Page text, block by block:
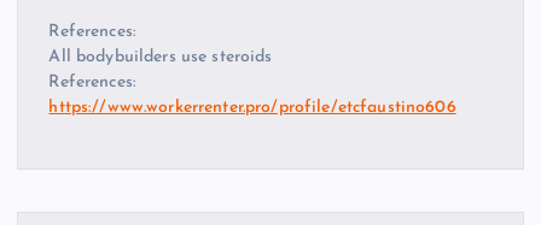
References:
All bodybuilders use steroids
References:
https://www.workerrenter.pro/profile/etcfaustino606